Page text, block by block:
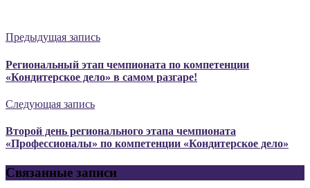
Предыдущая запись
Региональный этап чемпионата по компетенции
«Кондитерское дело» в самом разгаре!
Следующая запись
Второй день регионального этапа чемпионата
«Профессионалы» по компетенции «Кондитерское дело»
Связанные записи